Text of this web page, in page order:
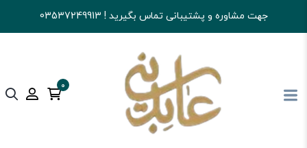
جهت مشاوره و پشتیبانی تماس بگیرید ! 03537249913
0
آجیل و خشکبار عابدینی کالای اساسی و خواربار